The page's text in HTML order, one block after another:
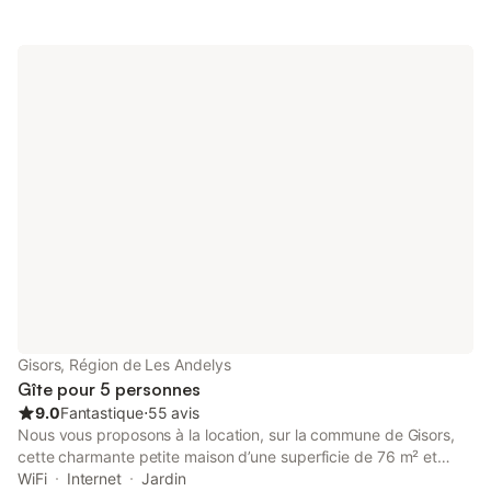
Gisors, Région de Les Andelys
Gîte pour 5 personnes
9.0Fantastique⋅55 avis
Nous vous proposons à la location, sur la commune de Gisors,
cette charmante petite maison d’une superficie de 76 m² et
pouvant accueillir jusqu’à 5 voyageurs. Elle se compose d’une
WiFi Internet
Jardin